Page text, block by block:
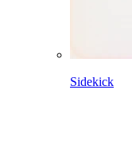
Sidekick